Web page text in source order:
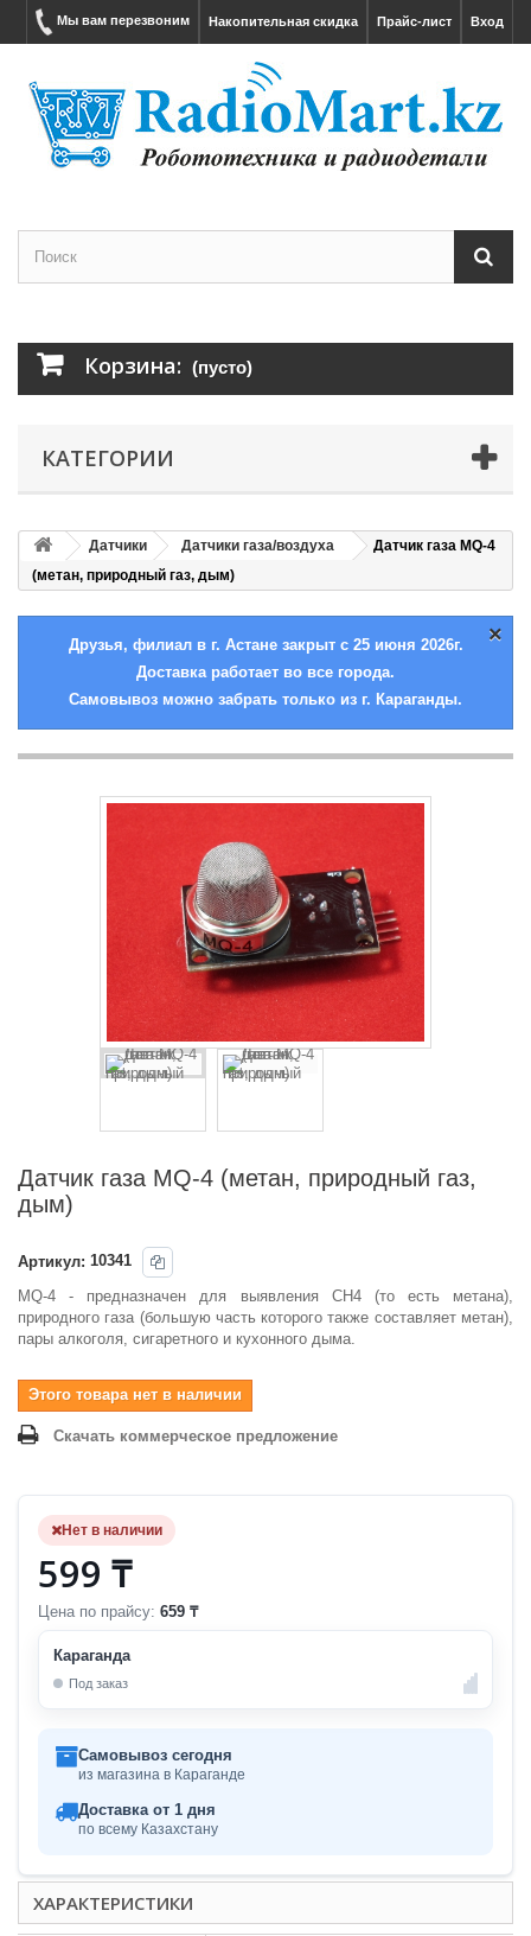
Вход
Прайс-лист
Накопительная скидка
Мы вам перезвоним
Корзина: (пусто)
КАТЕГОРИИ
Датчики Датчики газа/воздуха
Датчик газа MQ-4
(метан, природный газ, дым)
×
Друзья, филиал в г. Астане закрыт с 25 июня 2026г.
Доставка работает во все города.
Самовывоз можно забрать только из г. Караганды.
Датчик газа MQ-4 (метан, природный газ,
дым)
Артикул: 10341
MQ-4 - предназначен для выявления CH4 (то есть метана),
природного газа (большую часть которого также составляет метан),
пары алкоголя, сигаретного и кухонного дыма.
Этого товара нет в наличии
Скачать коммерческое предложение
Нет в наличии
599 ₸
Цена по прайсу: 659 ₸
Караганда
Под заказ
Самовывоз сегодня
из магазина в Караганде
Доставка от 1 дня
по всему Казахстану
ХАРАКТЕРИСТИКИ